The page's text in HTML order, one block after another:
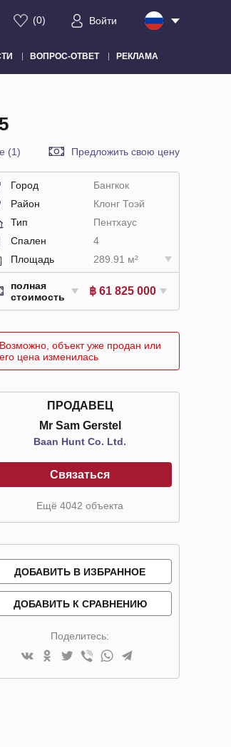
(0) Войти
ВОПРОС-ОТВЕТ РЕКЛАМА
(1) Предложить свою цену
Город
Бангкок
Район
Клонг Тоэй
Тип
Пентхаус
Спален
4
Площадь
289.91 м²
полная
стоимость
฿ 61 825 000
Возможно, объект уже продан или
его цена изменилась
ПРОДАВЕЦ
Mr Sam Gerstel
Baan Hunt Co. Ltd.
Связаться
Ещё 4042 объекта
ДОБАВИТЬ В ИЗБРАННОЕ
ДОБАВИТЬ К СРАВНЕНИЮ
Поделитесь: